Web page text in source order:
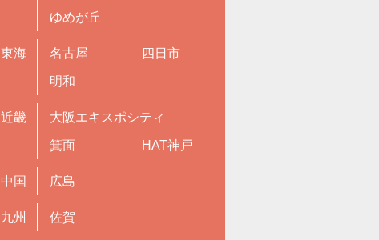
ゆめが丘
東海 名古屋 四日市
明和
近畿 大阪エキスポシティ
箕面 HAT神戸
中国 広島
九州 佐賀